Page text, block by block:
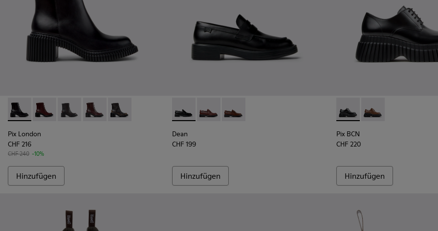
Pix London - K400804-001 - Schwarze Lederstiefeletten für Damen.
Pix London - K400804-006
Pix London - K400804-005
Pix London - K400804-004
Pix London - K400804-002
Pix London
CHF 216
CHF 240 -10%
Hinzufügen
Dean - K201790-001 - Schwarze Lederschuhe für Damen.
Dean - K201790-008
Dean - K201790-005
Dean
CHF 199
Hinzufügen
Pix BCN - K201949-001 -
Pix BCN - K201949-002
Pix BCN
CHF 220
Hinzufügen